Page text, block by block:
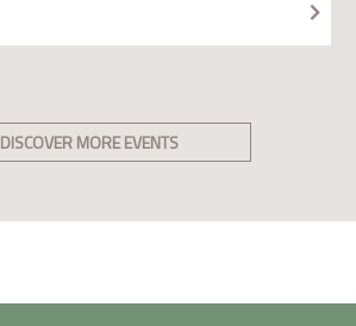
DISCOVER MORE EVENTS